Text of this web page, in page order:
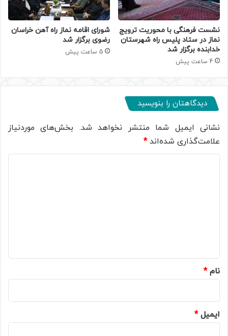
نشست فرهنگی با محوریت ترویج
نماز در ستاد پلیس راه شهرستان
خدابنده برگزار شد
4 ساعت پیش
شورای اقامه نماز راه آهن خراسان
رضوی برگزار شد
5 ساعت پیش
دیدگاهتان را بنویسید
نشانی ایمیل شما منتشر نخواهد شد. بخش‌های موردنیاز
علامت‌گذاری شده‌اند*
نام*
ایمیل*